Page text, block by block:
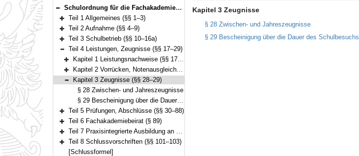
Bereich reduzieren
Schulordnung für die Fachakademien (Fachakademieordnung – FakO) Vom 9. Mai 2017 (GVBl. S. 118) BayRS 2236-9-1-4-K (§§ 1–103)
Bereich erweitern
Teil 1 Allgemeines (§§ 1–3)
Bereich erweitern
Teil 2 Aufnahme (§§ 4–9)
Bereich erweitern
Teil 3 Schulbetrieb (§§ 10–16a)
Bereich reduzieren
Teil 4 Leistungen, Zeugnisse (§§ 17–29)
Bereich erweitern
Kapitel 1 Leistungsnachweise (§§ 17–22)
Bereich erweitern
Kapitel 2 Vorrücken, Notenausgleich und Wiederholen (§§ 23–27)
Bereich reduzieren
Kapitel 3 Zeugnisse (§§ 28–29)
§ 28 Zwischen- und Jahreszeugnisse
§ 29 Bescheinigung über die Dauer des Schulbesuchs
Bereich erweitern
Teil 5 Prüfungen, Abschlüsse (§§ 30–88)
Bereich erweitern
Teil 6 Fachakademiebeirat (§ 89)
Bereich erweitern
Teil 7 Praxisintegrierte Ausbildung an der Fachakademie für Sozialpädagogik (§§ 90–100)
Bereich erweitern
Teil 8 Schlussvorschriften (§§ 101–103)
[Schlussformel]
Kapitel 3 Zeugnisse
§ 28 Zwischen- und Jahreszeugnisse
§ 29 Bescheinigung über die Dauer des Schulbesuchs